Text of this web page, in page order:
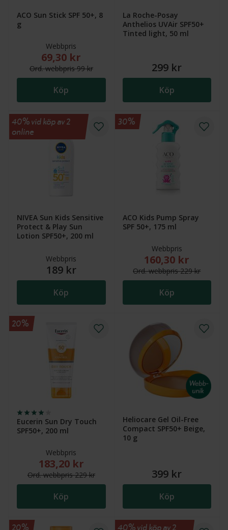
ACO Sun Stick SPF 50+, 8
g
Webbpris
Nytt reducerat pris: 69,30 kr. Ordinarie webbpris
69,30 kr
Ord.webbpris99 kr
Köp
La Roche-Posay
Anthelios UVAir SPF50+
Tinted light, 50 ml
299 kr
Köp
NIVEA Sun Kids Sensitive
Protect & Play Sun
Lotion SPF50+, 200 ml
Webbpris
189 kr
Köp
40% vid köp av 2
online
ACO Kids Pump Spray
SPF 50+, 175 ml
Webbpris
Nytt reducerat
160,30 kr
Ord.webbpris229 kr
Köp
30%
Eucerin Sun Dry Touch
SPF50+, 200 ml
Webbpris
Nytt reducerat pris: 183,20 kr. Ordinarie webbpris
183,20 kr
Ord.webbpris229 kr
Köp
20%
Heliocare Gel Oil-Free
Compact SPF50+ Beige,
10 g
399 kr
Köp
20% 40% vid köp av 2